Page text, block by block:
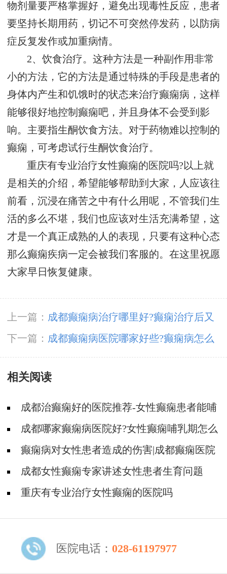
物剂量要严格掌握好，避免出现毒性反应，患者
要坚持长期用药，切记不可突然停发药，以防病
症反复发作或加重病情。
2、饮食治疗。这种方法是一种副作用非常
小的方法，它的方法是通过特殊的手段是患者的
身体内产生和饥饿时的状态来治疗癫痫病，这样
能够很好地控制癫痫吧，并且身体不会受到影
响。主要指生酮饮食方法。对于药物难以控制的
癫痫，可考虑试行生酮饮食治疗。
重庆有专业治疗女性癫痫的医院吗?以上就
是相关的介绍，希望能够帮助到大家，人应该往
前看，沉浸在痛苦之中有什么用呢，不管我们生
活的多么不堪，我们也应该对生活充满希望，这
才是一个真正成熟的人的表现，只要有这种心态
那么癫痫疾病一定会被我们客服的。在这里祝愿
大家早日恢复健康。
上一篇： 成都癫痫病治疗哪里好?癫痫治疗后又
发作
下一篇： 成都癫痫病医院哪家好些?癫痫病怎么
治疗更好
相关阅读
成都治癫痫好的医院推荐-女性癫痫患者能哺
乳吗？成都哪家癫痫病医院好?女性癫痫哺乳期怎么
办
癫痫病对女性患者造成的伤害|成都癫痫医院
介绍成都女性癫痫专家讲述女性患者生育问题
重庆有专业治疗女性癫痫的医院吗
医院电话： 028-61197977